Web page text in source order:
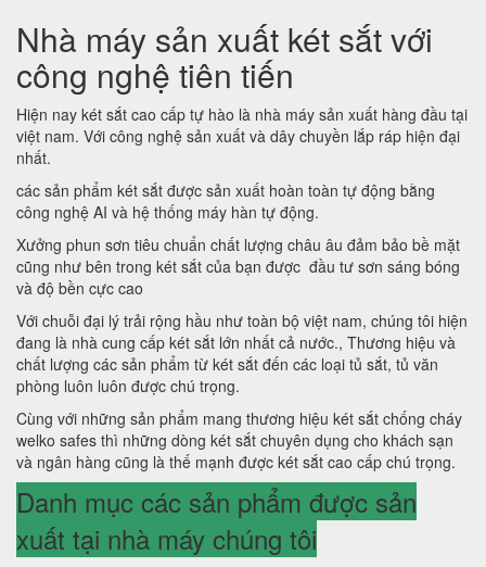
Nhà máy sản xuất két sắt với
công nghệ tiên tiến
Hiện nay két sắt cao cấp tự hào là nhà máy sản xuất hàng đầu tại
việt nam. Với công nghệ sản xuất và dây chuyền lắp ráp hiện đại
nhất.
các sản phẩm két sắt được sản xuất hoàn toàn tự động bằng
công nghệ AI và hệ thống máy hàn tự động.
Xưởng phun sơn tiêu chuẩn chất lượng châu âu đảm bảo bề mặt
cũng như bên trong két sắt của bạn được đầu tư sơn sáng bóng
và độ bền cực cao
Với chuỗi đại lý trải rộng hầu như toàn bộ việt nam, chúng tôi hiện
đang là nhà cung cấp két sắt lớn nhất cả nước., Thương hiệu và
chất lượng các sản phẩm từ két sắt đến các loại tủ sắt, tủ văn
phòng luôn luôn được chú trọng.
Cùng với những sản phẩm mang thương hiệu két sắt chống cháy
welko safes thì những dòng két sắt chuyên dụng cho khách sạn
và ngân hàng cũng là thế mạnh được két sắt cao cấp chú trọng.
Danh mục các sản phẩm được sản
xuất tại nhà máy chúng tôi